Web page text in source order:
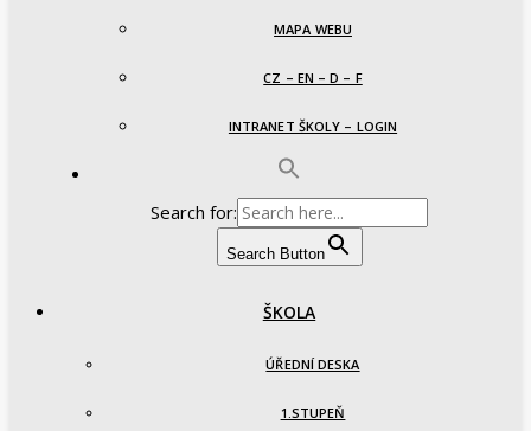
MAPA WEBU
CZ – EN – D – F
INTRANET ŠKOLY – LOGIN
Search for:
Search Button
ŠKOLA
ÚŘEDNÍ DESKA
1.STUPEŇ